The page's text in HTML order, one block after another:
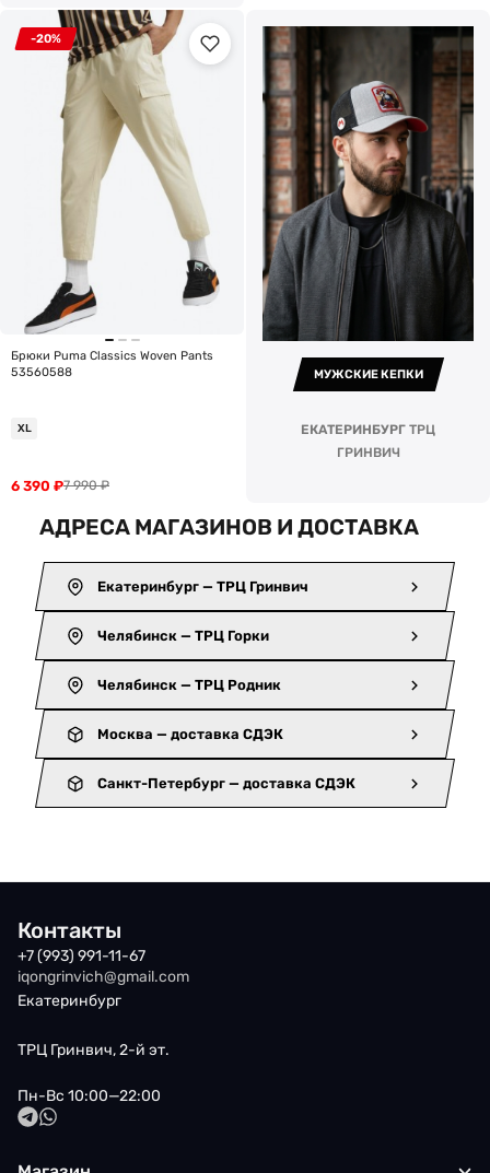
-20%
Брюки Puma Classics Woven Pants
53560588
XL
7 990₽
6 390 ₽
МУЖСКИЕ КЕПКИ
ЕКАТЕРИНБУРГ ТРЦ
ГРИНВИЧ
АДРЕСА МАГАЗИНОВ И ДОСТАВКА
Екатеринбург — ТРЦ Гринвич
Челябинск — ТРЦ Горки
Челябинск — ТРЦ Родник
Москва — доставка СДЭК
Санкт-Петербург — доставка СДЭК
Контакты
+7 (993) 991-11-67
iqongrinvich@gmail.com
Екатеринбург
ТРЦ Гринвич, 2-й эт.
Пн-Вс 10:00—22:00